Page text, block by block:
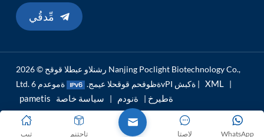
مِّدقُي
رشنلاو عبطلا قوقح © 2026 Nanjing Poclight Biotechnology Co.,
Ltd. ةظوفحم قوقحلا عيمج.
ةموعدم 6vPI ةكبش | XML |
pametis ةطيرخ | ةنودم | سياسة خاصة
تيب تاجتنم WhatsApp لاصتا